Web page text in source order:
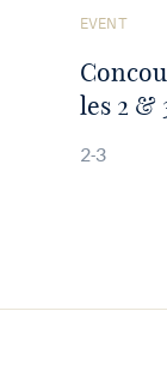
See
article
les 2 &
EVENT
2-3